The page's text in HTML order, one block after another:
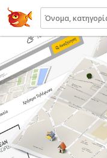
22410.gr